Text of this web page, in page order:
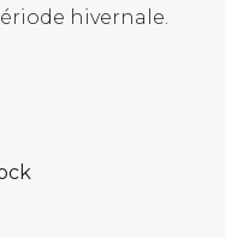
hivernale.